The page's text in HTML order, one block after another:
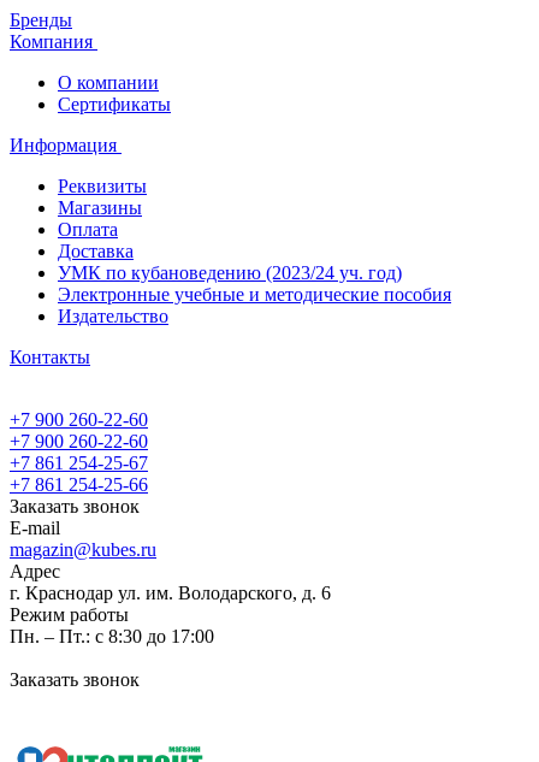
Бренды
Компания
О компании
Сертификаты
Информация
Реквизиты
Магазины
Oплата
Доставка
УМК по кубановедению (2023/24 уч. год)
Электронные учебные и методические пособия
Издательство
Контакты
+7 900 260-22-60
+7 900 260-22-60
+7 861 254-25-67
+7 861 254-25-66
Заказать звонок
E-mail
magazin@kubes.ru
Адрес
г. Краснодар ул. им. Володарского, д. 6
Режим работы
Пн. – Пт.: с 8:30 до 17:00
Заказать звонок